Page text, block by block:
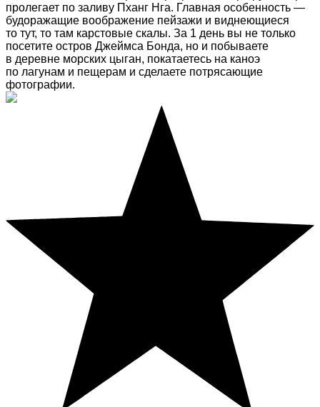
пролегает по заливу Пханг Нга. Главная особенность —
будоражащие воображение пейзажи и виднеющиеся
то тут, то там карстовые скалы. За 1 день вы не только
посетите остров Джеймса Бонда, но и побываете
в деревне морских цыган, покатаетесь на каноэ
по лагунам и пещерам и сделаете потрясающие
фотографии.